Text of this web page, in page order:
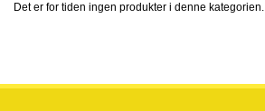
Det er for tiden ingen produkter i denne kategorien.